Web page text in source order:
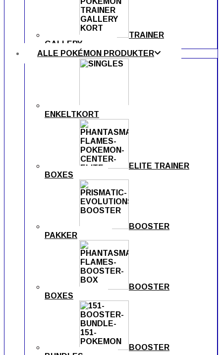
TRAINER
GALLERY
ALLE POKÉMON PRODUKTER
ENKELTKORT
ELITE TRAINER
BOXES
BOOSTER
PAKKER
BOOSTER
BOXES
BOOSTER